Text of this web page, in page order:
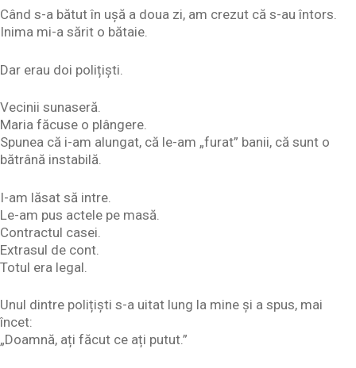
Când s-a bătut în ușă a doua zi, am crezut că s-au întors.
Inima mi-a sărit o bătaie.
Dar erau doi polițiști.
Vecinii sunaseră.
Maria făcuse o plângere.
Spunea că i-am alungat, că le-am „furat” banii, că sunt o
bătrână instabilă.
I-am lăsat să intre.
Le-am pus actele pe masă.
Contractul casei.
Extrasul de cont.
Totul era legal.
Unul dintre polițiști s-a uitat lung la mine și a spus, mai
încet:
„Doamnă, ați făcut ce ați putut.”